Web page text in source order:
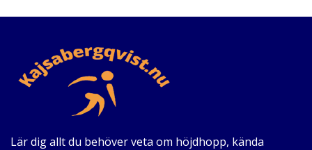
Lär dig allt du behöver veta om höjdhopp, kända